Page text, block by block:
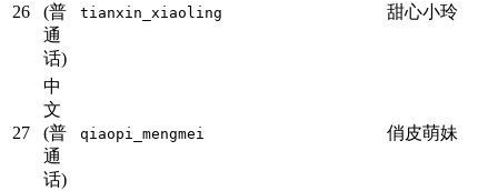
26
(普
通
话)
tianxin_xiaoling 甜心小玲
27
中
文
(普
通
话)
qiaopi_mengmei 俏皮萌妹